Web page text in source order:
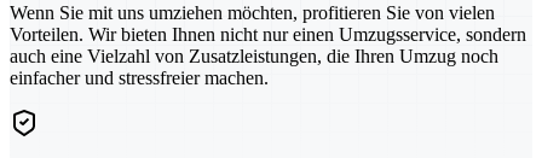
Wenn Sie mit uns umziehen möchten, profitieren Sie von vielen
Vorteilen. Wir bieten Ihnen nicht nur einen Umzugsservice, sondern
auch eine Vielzahl von Zusatzleistungen, die Ihren Umzug noch
einfacher und stressfreier machen.